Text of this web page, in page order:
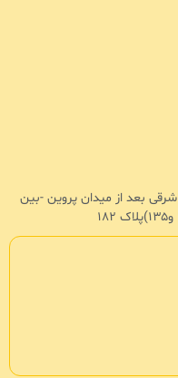
آدرس :تهران -تهرانپارس-خیابان ۱۹۶شرقی بعد از میدان پروین -بین